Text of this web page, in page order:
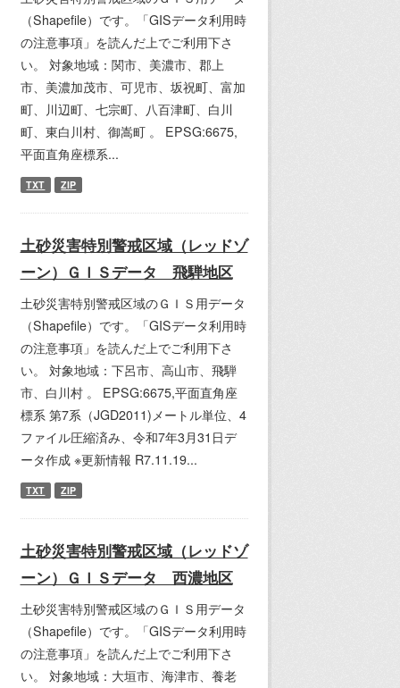
（Shapefile）です。「GISデータ利用時
の注意事項」を読んだ上でご利用下さ
い。 対象地域：関市、美濃市、郡上
市、美濃加茂市、可児市、坂祝町、富加
町、川辺町、七宗町、八百津町、白川
町、東白川村、御嵩町 。 EPSG:6675,
平面直角座標系...
TXT ZIP
土砂災害特別警戒区域（レッドゾ
ーン）ＧＩＳデータ 飛騨地区
土砂災害特別警戒区域のＧＩＳ用データ
（Shapefile）です。「GISデータ利用時
の注意事項」を読んだ上でご利用下さ
い。 対象地域：下呂市、高山市、飛騨
市、白川村 。 EPSG:6675,平面直角座
標系 第7系（JGD2011)メートル単位、4
ファイル圧縮済み、令和7年3月31日デ
ータ作成 ※更新情報 R7.11.19...
TXT ZIP
土砂災害特別警戒区域（レッドゾ
ーン）ＧＩＳデータ 西濃地区
土砂災害特別警戒区域のＧＩＳ用データ
（Shapefile）です。「GISデータ利用時
の注意事項」を読んだ上でご利用下さ
い。 対象地域：大垣市、海津市、養老